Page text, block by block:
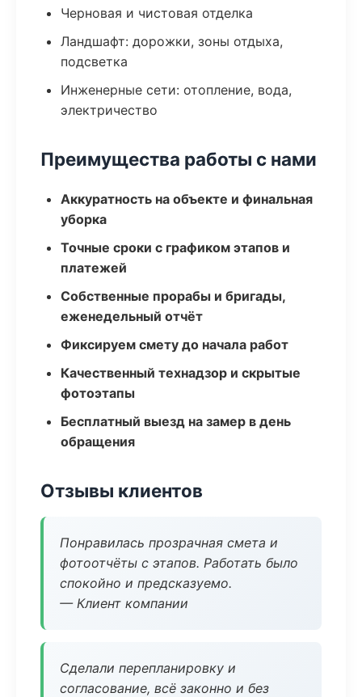
Черновая и чистовая отделка
Ландшафт: дорожки, зоны отдыха,
подсветка
Инженерные сети: отопление, вода,
электричество
Преимущества работы с нами
Аккуратность на объекте и финальная
уборка
Точные сроки с графиком этапов и
платежей
Собственные прорабы и бригады,
еженедельный отчёт
Фиксируем смету до начала работ
Качественный технадзор и скрытые
фотоэтапы
Бесплатный выезд на замер в день
обращения
Отзывы клиентов
Понравилась прозрачная смета и
фотоотчёты с этапов. Работать было
спокойно и предсказуемо.
— Клиент компании
Сделали перепланировку и
согласование, всё законно и без